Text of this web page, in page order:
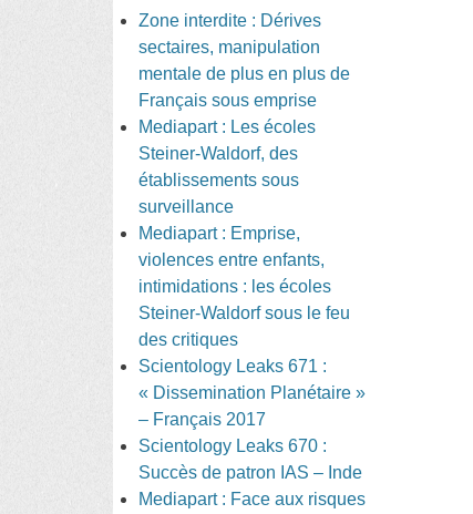
Zone interdite : Dérives
sectaires, manipulation
mentale de plus en plus de
Français sous emprise
Mediapart : Les écoles
Steiner-Waldorf, des
établissements sous
surveillance
Mediapart : Emprise,
violences entre enfants,
intimidations : les écoles
Steiner-Waldorf sous le feu
des critiques
Scientology Leaks 671 :
« Dissemination Planétaire »
– Français 2017
Scientology Leaks 670 :
Succès de patron IAS – Inde
Mediapart : Face aux risques